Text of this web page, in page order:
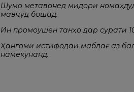
Шумо метавонед миқдори
мавҷуд бошад.
Ин промоушен танҳо дар сурати
Ҳангоми истифодаи маблағ аз
намекунанд.